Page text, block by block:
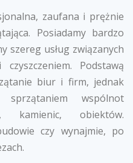
zaufana i prężnie
Posiadamy bardzo
szereg usług związanych
Podstawą
biur i firm, jednak
wspólnot
kamienic, obiektów.
czy wynajmie, po